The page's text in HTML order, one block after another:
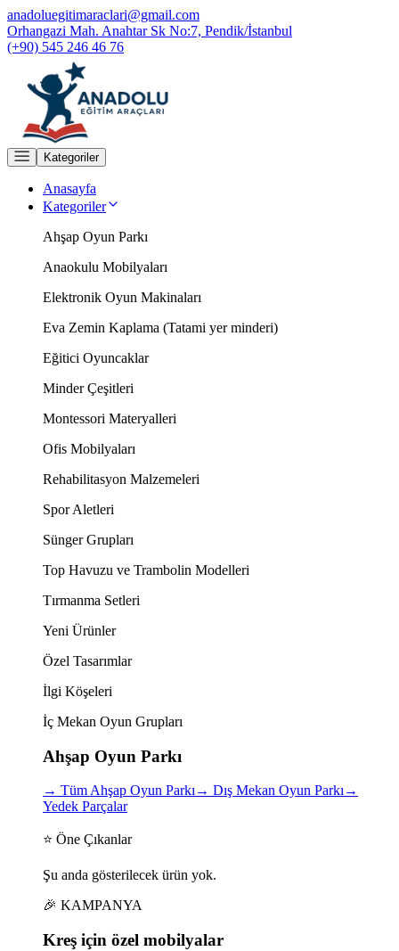
anadoluegitimaraclari@gmail.com
Orhangazi Mah. Anahtar Sk No:7, Pendik/İstanbul
(+90) 545 246 46 76
Kategoriler
Anasayfa
Kategoriler
Ahşap Oyun Parkı
Anaokulu Mobilyaları
Elektronik Oyun Makinaları
Eva Zemin Kaplama (Tatami yer minderi)
Eğitici Oyuncaklar
Minder Çeşitleri
Montessori Materyalleri
Ofis Mobilyaları
Rehabilitasyon Malzemeleri
Spor Aletleri
Sünger Grupları
Top Havuzu ve Trambolin Modelleri
Tırmanma Setleri
Yeni Ürünler
Özel Tasarımlar
İlgi Köşeleri
İç Mekan Oyun Grupları
Ahşap Oyun Parkı
→ Tüm Ahşap Oyun Parkı→ Dış Mekan Oyun Parkı→
Yedek Parçalar
⭐ Öne Çıkanlar
Şu anda gösterilecek ürün yok.
🎉 KAMPANYA
Kreş için özel mobilyalar